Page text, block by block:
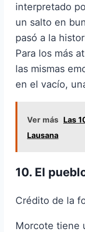
interpretado
un salto en
pasó a la
Para los más
las mismas
en el vacío,
Ver más Las
Lausana
10. El
Crédito de la
Morcote tiene